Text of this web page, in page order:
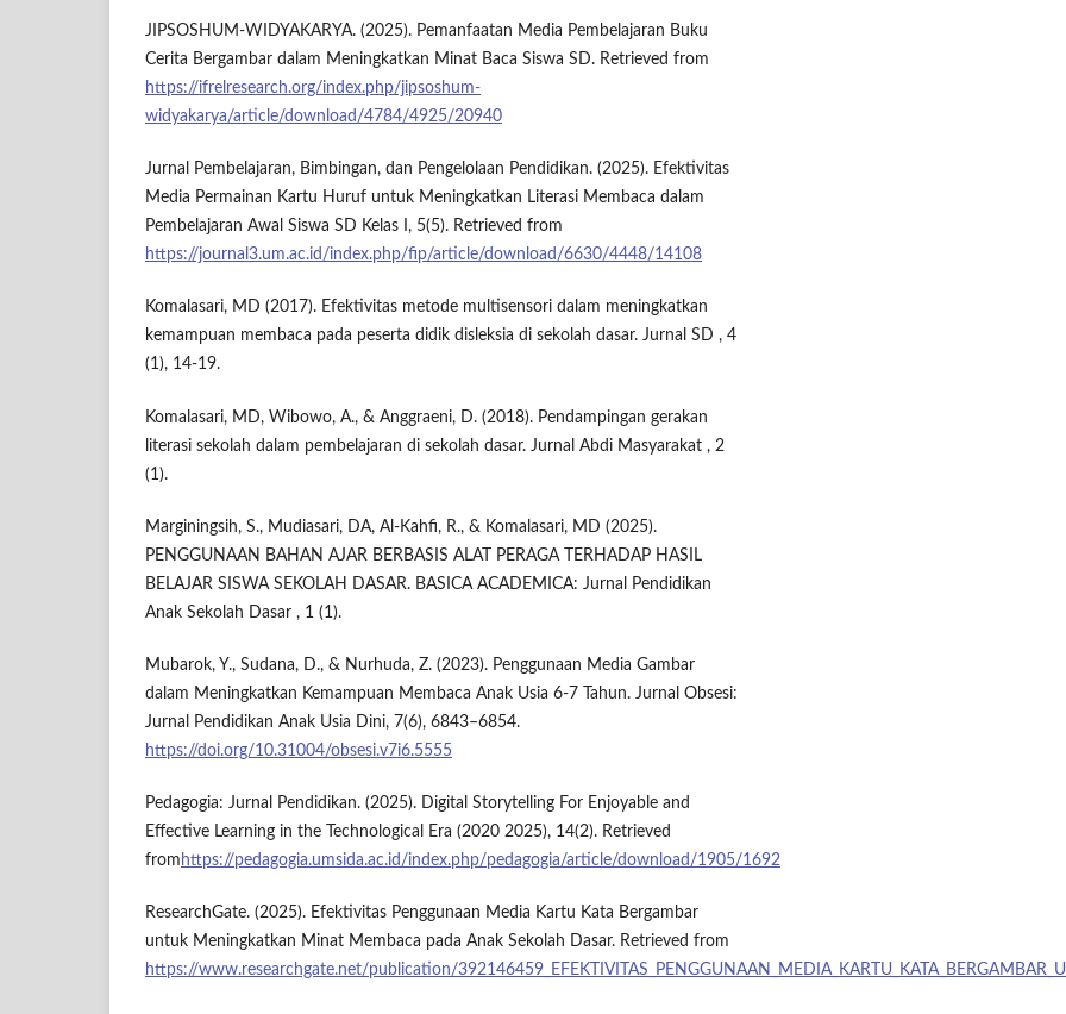
JIPSOSHUM-WIDYAKARYA. (2025). Pemanfaatan Media Pembelajaran Buku
Cerita Bergambar dalam Meningkatkan Minat Baca Siswa SD. Retrieved from
https://ifrelresearch.org/index.php/jipsoshum-
widyakarya/article/download/4784/4925/20940
Jurnal Pembelajaran, Bimbingan, dan Pengelolaan Pendidikan. (2025). Efektivitas
Media Permainan Kartu Huruf untuk Meningkatkan Literasi Membaca dalam
Pembelajaran Awal Siswa SD Kelas I, 5(5). Retrieved from
https://journal3.um.ac.id/index.php/fip/article/download/6630/4448/14108
Komalasari, MD (2017). Efektivitas metode multisensori dalam meningkatkan
kemampuan membaca pada peserta didik disleksia di sekolah dasar. Jurnal SD , 4
(1), 14-19.
Komalasari, MD, Wibowo, A., & Anggraeni, D. (2018). Pendampingan gerakan
literasi sekolah dalam pembelajaran di sekolah dasar. Jurnal Abdi Masyarakat , 2
(1).
Marginingsih, S., Mudiasari, DA, Al-Kahfi, R., & Komalasari, MD (2025).
PENGGUNAAN BAHAN AJAR BERBASIS ALAT PERAGA TERHADAP HASIL
BELAJAR SISWA SEKOLAH DASAR. BASICA ACADEMICA: Jurnal Pendidikan
Anak Sekolah Dasar , 1 (1).
Mubarok, Y., Sudana, D., & Nurhuda, Z. (2023). Penggunaan Media Gambar
dalam Meningkatkan Kemampuan Membaca Anak Usia 6-7 Tahun. Jurnal Obsesi:
Jurnal Pendidikan Anak Usia Dini, 7(6), 6843–6854.
https://doi.org/10.31004/obsesi.v7i6.5555
Pedagogia: Jurnal Pendidikan. (2025). Digital Storytelling For Enjoyable and
Effective Learning in the Technological Era (2020 2025), 14(2). Retrieved
from https://pedagogia.umsida.ac.id/index.php/pedagogia/article/download/1905/1692
ResearchGate. (2025). Efektivitas Penggunaan Media Kartu Kata Bergambar
untuk Meningkatkan Minat Membaca pada Anak Sekolah Dasar. Retrieved from
https://www.researchgate.net/publication/